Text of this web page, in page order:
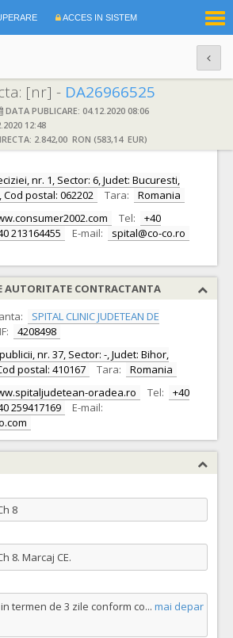
ACCES IN SISTEM
[nr] - DA26966525
DATA PUBLICARE: 04.12.2020 08:06
12:48
2.842,00 RON (583,14 EUR)
OFERTANT
Consumer 2002 S.R.L. S.R.L.
nr. 1, Sector: 6, Judet: Bucuresti,
postal: 062202
Tara:
Romania
Tel:
+40
213164455 E-mail: spital@co-co.ro
AUTORITATE CONTRACTANTA
SPITAL CLINIC JUDETEAN DE
4208498
nr. 37, Sector: -, Judet: Bihor,
postal: 410167
Tara:
Romania
oradea.ro Tel:
+40
259417169
E-mail:
8
8. Marcaj CE.
termen de 3 zile conform co... mai depar